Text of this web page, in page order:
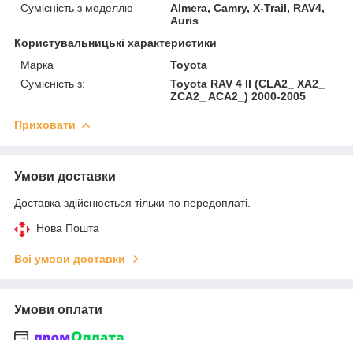
Сумісність з моделлю
Almera, Camry, X-Trail, RAV4,
Auris
Користувальницькі характеристики
Марка
Toyota
Сумісність з:
Toyota RAV 4 II (CLA2_ XA2_
ZCA2_ ACA2_) 2000-2005
Приховати
Умови доставки
Доставка здійснюється тільки по передоплаті.
Нова Пошта
Всі умови доставки
Умови оплати